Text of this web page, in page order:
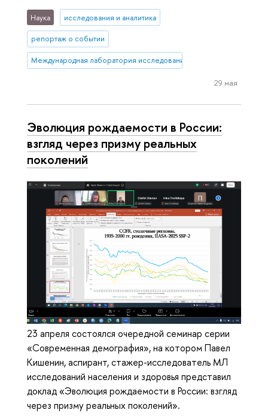
Наука исследования и аналитика
репортаж о событии
Международная лаборатория исследований населения и
29 мая
Эволюция рождаемости в России:
взгляд через призму реальных
поколений
23 апреля состоялся очередной семинар серии
«Современная демография», на котором Павел
Кишенин, аспирант, стажер-исследователь МЛ
исследований населения и здоровья представил
доклад «Эволюция рождаемости в России: взгляд
через призму реальных поколений».